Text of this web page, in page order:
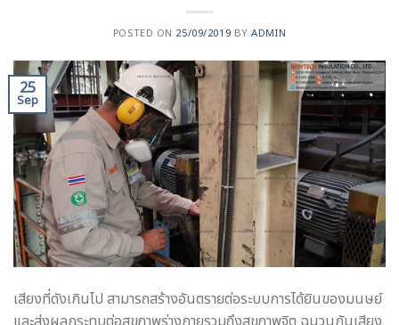
POSTED ON 25/09/2019 BYADMIN
25
Sep
เสียงที่ดังเกินไป สามารถสร้างอันตรายต่อระบบการได้ยินของมนษย์